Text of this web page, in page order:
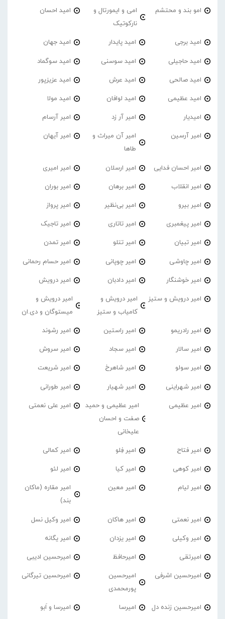
امو بند و محتشم
امی و ایمورتال و
نارکوتیک
امید احسان
امید برجی امید پایدار امید جهان
امید حاجیلی امید سوسنی امید سوگماد
امید صالحی امید عرش امید عزیزپور
امید عظیمی امید لوافان امید مولا
امیدیار امیر آر زد امیر آرسام
امیر آرسین
امیر آن میراث و
طاها
امیر آیهان
امیر احسان فدایی امیر ارسلان امیر امیری
امیر انقلاب امیر برهان امیر‌ بوران
امیر بیرو امیر بی‌نظیر امیر پرواز
امیر پیغمبری امیر تاتاری امیر تاجیک
امیر تبیان امیر تتلو امیر تمدن
امیر چاوشی امیر چوپانی امیر حسام رحمانی
امیر خوشنگار امیر دادبان امیر درویش
امیر درویش و ستیز
امیر درویش و
کامیاب و ستیز
امیر درویش و
میستوگان و دی.ان
امیر رادریمو امیر راستین امیر رشوند
امیر سالار امیر سجاد امیر سروش
امیر سولو امیر شاهرخ امیر شریعت
امیر شهراینی امیر شهیار امیر طورانی
امیر عظیمی
امیر عظیمی و حمید
صفت و احسان
علیخانی
امیر علی نعمتی
امیر فتاح امیر فِلو امیر کمالی
امیر کوهی امیر کیا امیر لئو
امیر لیام امیر معین
امیر مقاره (ماکان
بند)
امیر نعمتی امیر هاکان امیر وکیل نسل
امیر وکیلی امیر یزدان امیر یگانه
امیرتقی امیرحافظ امیرحسین ادیبی
امیرحسین اشرفی
امیرحسین
پورمحمدی
امیرحسین تیرگانی
امیرحسین زنده دل امیرسا امیرسا و اَبو